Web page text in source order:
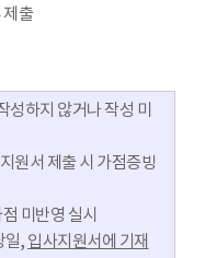
제출
하지 않거나 작성 미
원서 제출 시 가점증빙
미반영 실시
일, 입사지원서에 기재